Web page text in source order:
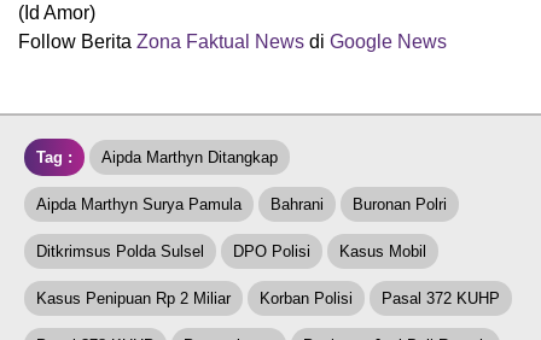
(Id Amor)
Follow Berita Zona Faktual News di Google News
Tag : Aipda Marthyn Ditangkap
Aipda Marthyn Surya Pamula Bahrani Buronan Polri
Ditkrimsus Polda Sulsel DPO Polisi Kasus Mobil
Kasus Penipuan Rp 2 Miliar Korban Polisi Pasal 372 KUHP